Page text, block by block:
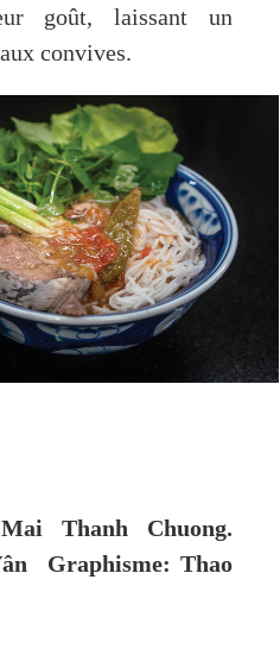
goût, laissant un
convives.
Thanh Chuong.
Graphisme: Thao